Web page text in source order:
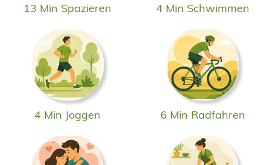
13 Min Spazieren 4 Min Schwimmen
4 Min Joggen 6 Min Radfahren